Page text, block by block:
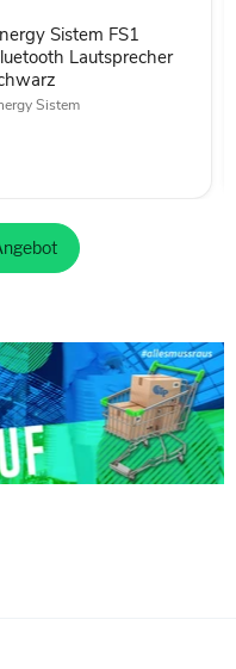
Sistem FS1
Lautsprecher
Sistem